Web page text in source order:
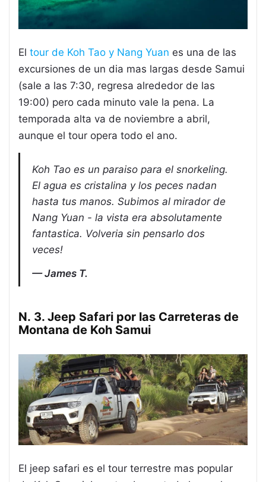
El tour de Koh Tao y Nang Yuan es una de las
excursiones de un dia mas largas desde Samui
(sale a las 7:30, regresa alrededor de las
19:00) pero cada minuto vale la pena. La
temporada alta va de noviembre a abril,
aunque el tour opera todo el ano.
Koh Tao es un paraiso para el snorkeling.
El agua es cristalina y los peces nadan
hasta tus manos. Subimos al mirador de
Nang Yuan - la vista era absolutamente
fantastica. Volveria sin pensarlo dos
veces!
James T.
N. 3. Jeep Safari por las Carreteras de
Montana de Koh Samui
El jeep safari es el tour terrestre mas popular